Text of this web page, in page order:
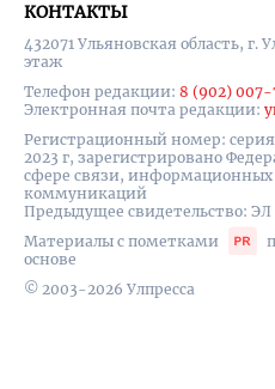
КОНТАКТЫ
432071 Ульяновская область,
этаж
Телефон редакции: 8 (902)
Электронная почта редакции:
Регистрационный номер:
2023 г, зарегистрировано
сфере связи, информационных
коммуникаций
Предыдущее свидетельство:
Материалы с пометками
основе
© 2003-2026 Улпресса